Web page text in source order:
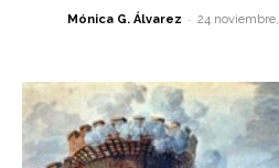
Mónica G. Álvarez - 24